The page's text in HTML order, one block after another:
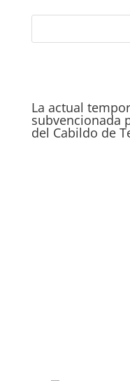
La actual
subvencionada
del Cabildo de